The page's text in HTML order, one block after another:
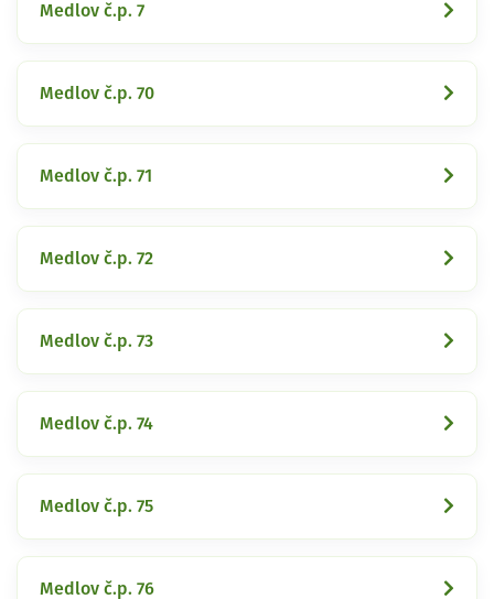
Medlov č.p. 7
Medlov č.p. 70
Medlov č.p. 71
Medlov č.p. 72
Medlov č.p. 73
Medlov č.p. 74
Medlov č.p. 75
Medlov č.p. 76